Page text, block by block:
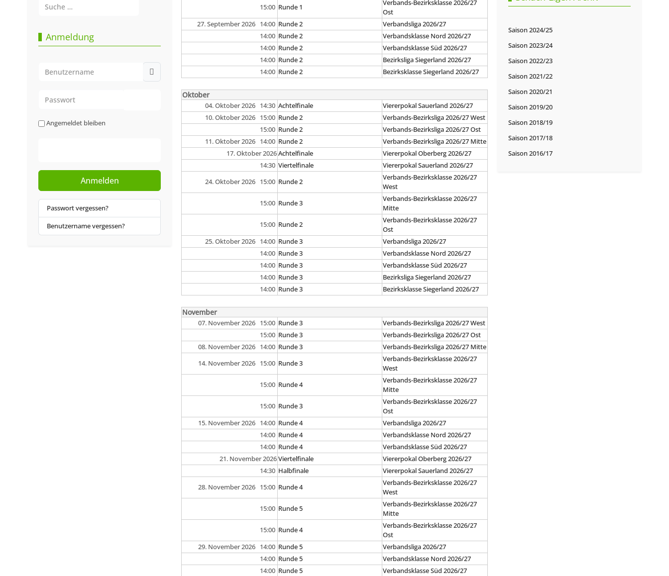
Anmeldung
Passwort anzeigen
Angemeldet bleiben
Anmelden
Passwort vergessen?
Benutzername vergessen?
15:00 Runde 1
Verbands-Bezirksklasse 2026/27
Ost
27. September 2026 14:00 Runde 2
Verbandsliga 2026/27
14:00 Runde 2
Verbandsklasse Nord 2026/27
14:00 Runde 2
Verbandsklasse Süd 2026/27
14:00 Runde 2
Bezirksliga Siegerland 2026/27
14:00 Runde 2 Bezirksklasse Siegerland 2026/27
Oktober
04. Oktober 2026 14:30 Achtelfinale
Viererpokal Sauerland 2026/27
10. Oktober 2026 15:00 Runde 2
Verbands-Bezirksliga 2026/27 West
15:00 Runde 2
Verbands-Bezirksliga 2026/27 Ost
11. Oktober 2026 14:00 Runde 2
Verbands-Bezirksliga 2026/27 Mitte
17. Oktober 2026Achtelfinale
Viererpokal Oberberg 2026/27
14:30 Viertelfinale
Viererpokal Sauerland 2026/27
24. Oktober 2026 15:00 Runde 2
Verbands-Bezirksklasse 2026/27
West
15:00 Runde 3
Verbands-Bezirksklasse 2026/27
Mitte
15:00 Runde 2
Verbands-Bezirksklasse 2026/27
Ost
25. Oktober 2026 14:00 Runde 3
Verbandsliga 2026/27
14:00 Runde 3
Verbandsklasse Nord 2026/27
14:00 Runde 3
Verbandsklasse Süd 2026/27
14:00 Runde 3
Bezirksliga Siegerland 2026/27
14:00 Runde 3 Bezirksklasse Siegerland 2026/27
November
07. November 2026 15:00 Runde 3
Verbands-Bezirksliga 2026/27 West
15:00 Runde 3
Verbands-Bezirksliga 2026/27 Ost
08. November 2026 14:00 Runde 3
Verbands-Bezirksliga 2026/27 Mitte
14. November 2026 15:00 Runde 3
Verbands-Bezirksklasse 2026/27
West
15:00 Runde 4
Verbands-Bezirksklasse 2026/27
Mitte
15:00 Runde 3
Verbands-Bezirksklasse 2026/27
Ost
15. November 2026 14:00 Runde 4
Verbandsliga 2026/27
14:00 Runde 4
Verbandsklasse Nord 2026/27
14:00 Runde 4
Verbandsklasse Süd 2026/27
21. November 2026Viertelfinale
Viererpokal Oberberg 2026/27
14:30 Halbfinale
Viererpokal Sauerland 2026/27
28. November 2026 15:00 Runde 4
Verbands-Bezirksklasse 2026/27
West
15:00 Runde 5
Verbands-Bezirksklasse 2026/27
Mitte
15:00 Runde 4
Verbands-Bezirksklasse 2026/27
Ost
29. November 2026 14:00 Runde 5
Verbandsliga 2026/27
14:00 Runde 5
Verbandsklasse Nord 2026/27
14:00 Runde 5 Verbandsklasse Süd 2026/27
Saison 2024/25
Saison 2023/24
Saison 2022/23
Saison 2021/22
Saison 2020/21
Saison 2019/20
Saison 2018/19
Saison 2017/18
Saison 2016/17